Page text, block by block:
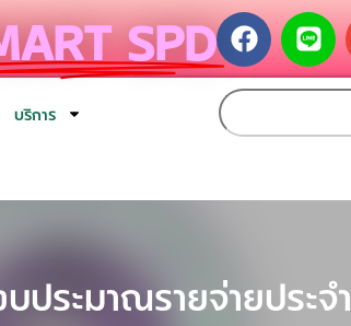
SPD
บริการ
ประมาณรายจ่ายประจำ